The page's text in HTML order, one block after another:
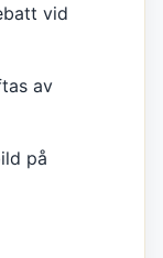
vid
av
på